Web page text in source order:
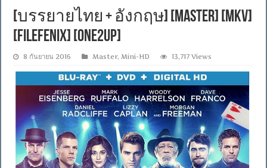
[บรรยายไทย + อังกฤษ] [MASTER] [MKV]
[FILEFENIX] [ONE2UP]
8 กันยายน 2016 Master,Mini-HD 13,717 Views